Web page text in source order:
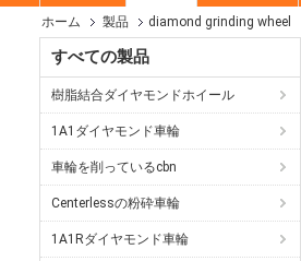
ホーム 製品 diamond grinding wheel
すべての製品
樹脂結合ダイヤモンドホイール
1A1ダイヤモンド車輪
車輪を削っているcbn
Centerlessの粉砕車輪
1A1Rダイヤモンド車輪